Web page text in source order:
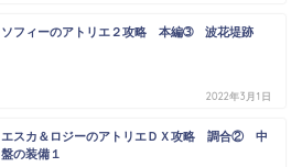
ソフィーのアトリエ２攻略 本編➂ 波花堤跡
2022年3月1日
エスカ＆ロジーのアトリエＤＸ攻略 調合② 中
盤の装備１